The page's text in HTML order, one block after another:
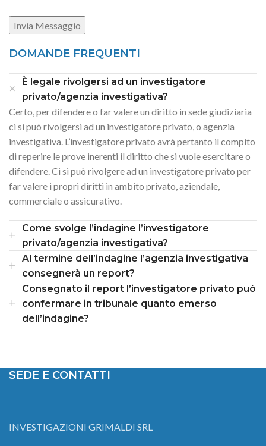
DOMANDE FREQUENTI
È legale rivolgersi ad un investigatore
privato/agenzia investigativa?
Certo, per difendere o far valere un diritto in sede giudiziaria
ci si può rivolgersi ad un investigatore privato, o agenzia
investigativa. L’investigatore privato avrà pertanto il compito
di reperire le prove inerenti il diritto che si vuole esercitare o
difendere. Ci si può rivolgere ad un investigatore privato per
far valere i propri diritti in ambito privato, aziendale,
commerciale o assicurativo.
Come svolge l’indagine l’investigatore
privato/agenzia investigativa?
Al termine dell’indagine l’agenzia investigativa
consegnerà un report?
Consegnato il report l’investigatore privato può
confermare in tribunale quanto emerso
dell’indagine?
SEDE E CONTATTI
INVESTIGAZIONI GRIMALDI SRL